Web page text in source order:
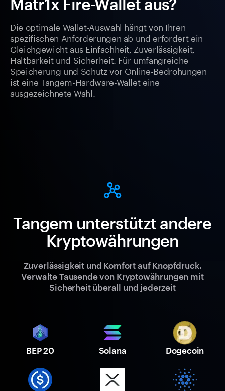
Matr1x Fire-Wallet aus?
Die optimale Wallet-Auswahl hängt von Ihren
spezifischen Anforderungen ab und erfordert ein
Gleichgewicht aus Einfachheit, Zuverlässigkeit,
Haltbarkeit und Sicherheit. Für umfangreiche
Speicherung und Schutz vor Online-Bedrohungen
ist eine Tangem-Hardware-Wallet eine
ausgezeichnete Wahl.
Tangem unterstützt andere
Kryptowährungen
Zuverlässigkeit und Komfort auf Knopfdruck.
Verwalte Tausende von Kryptowährungen mit
Sicherheit überall und jederzeit
BEP 20 Solana Dogecoin